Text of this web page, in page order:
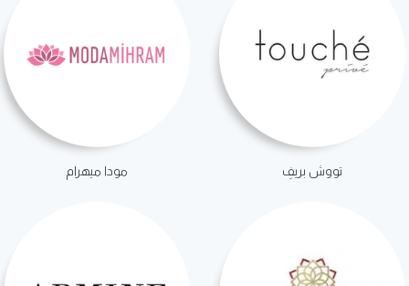
تووش بريفِ مودا ميهرام